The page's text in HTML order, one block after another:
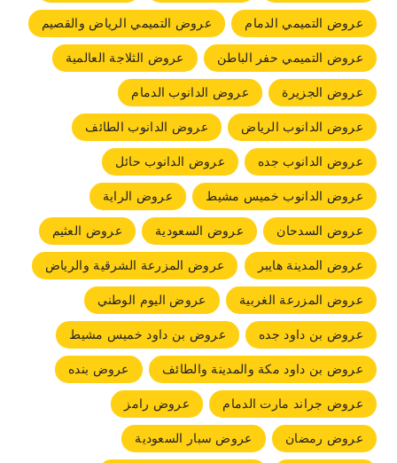
عروض التميمي الدمام
عروض التميمي الرياض والقصيم
عروض التميمي حفر الباطن
عروض الثلاجة العالمية
عروض الجزيرة
عروض الدانوب الدمام
عروض الدانوب الرياض
عروض الدانوب الطائف
عروض الدانوب جده
عروض الدانوب حائل
عروض الدانوب خميس مشيط
عروض الراية
عروض السدحان
عروض السعودية
عروض العثيم
عروض المدينة هايبر
عروض المزرعة الشرقية والرياض
عروض المزرعة الغربية
عروض اليوم الوطني
عروض بن داود جده
عروض بن داود خميس مشيط
عروض بن داود مكة والمدينة والطائف
عروض بنده
عروض جراند مارت الدمام
عروض رامز
عروض رمضان
عروض سبار السعودية